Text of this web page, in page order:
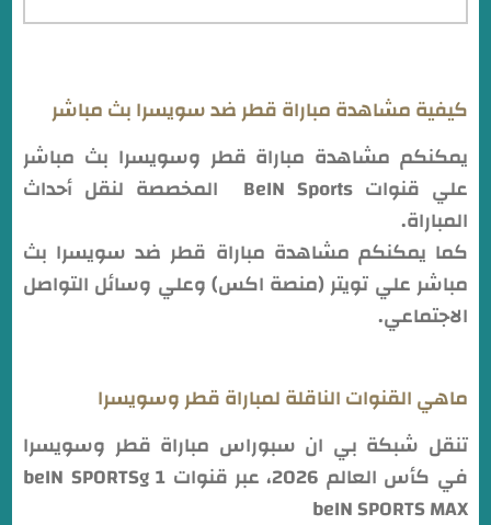
كيفية مشاهدة مباراة قطر ضد سويسرا بث مباشر
يمكنكم مشاهدة مباراة قطر وسويسرا بث مباشر
علي قنوات BeIN Sports المخصصة لنقل أحداث
المباراة.
كما يمكنكم مشاهدة مباراة قطر ضد سويسرا بث
مباشر علي تويتر (منصة اكس) وعلي وسائل التواصل
الاجتماعي.
ماهي القنوات الناقلة لمباراة قطر وسويسرا
تنقل شبكة بي ان سبوراس مباراة قطر وسويسرا
في كأس العالم 2026، عبر قنوات 1 beIN SPORTSg
beIN SPORTS MAX